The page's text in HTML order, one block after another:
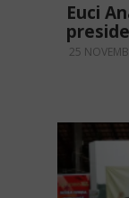
Euci
25